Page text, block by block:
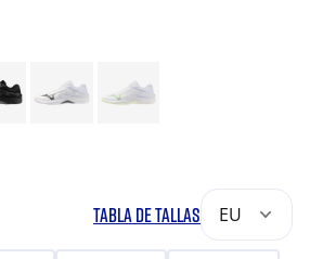
TABLA DE TALLAS EU